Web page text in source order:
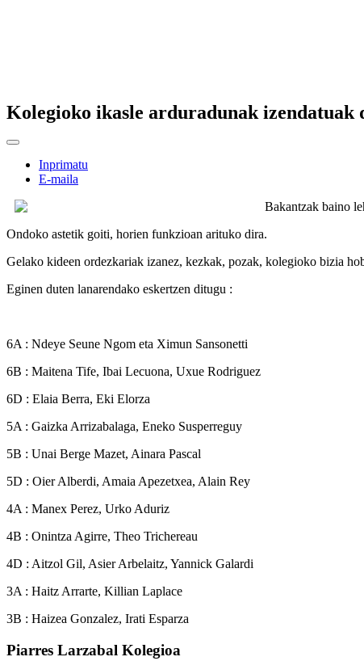
Kolegioko ikasle arduradunak izendatuak
Inprimatu
E-maila
Bakantzak baino
Ondoko astetik goiti, horien funkzioan arituko dira.
Gelako kideen ordezkariak izanez, kezkak, pozak, kolegioko bizia
Eginen duten lanarendako eskertzen ditugu :
6A : Ndeye Seune Ngom eta Ximun Sansonetti
6B : Maitena Tife, Ibai Lecuona, Uxue Rodriguez
6D : Elaia Berra, Eki Elorza
5A : Gaizka Arrizabalaga, Eneko Susperreguy
5B : Unai Berge Mazet, Ainara Pascal
5D : Oier Alberdi, Amaia Apezetxea, Alain Rey
4A : Manex Perez, Urko Aduriz
4B : Onintza Agirre, Theo Trichereau
4D : Aitzol Gil, Asier Arbelaitz, Yannick Galardi
3A : Haitz Arrarte, Killian Laplace
3B : Haizea Gonzalez, Irati Esparza
Piarres Larzabal Kolegioa